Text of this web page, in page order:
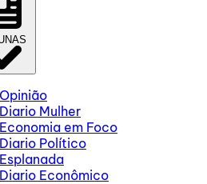
Opinião
Diario Mulher
Economia em Foco
Diario Político
Esplanada
Diario Econômico